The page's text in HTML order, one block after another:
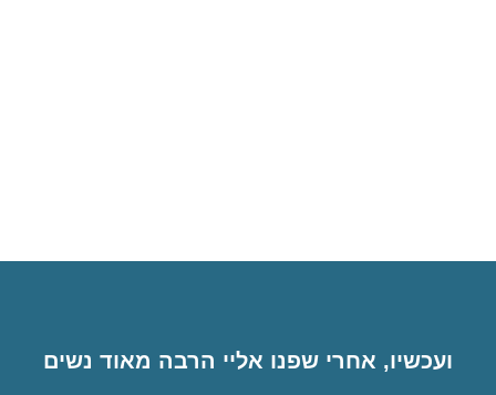
ועכשיו, אחרי שפנו אליי הרבה מאוד נשים